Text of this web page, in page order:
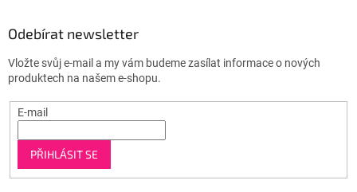
Odebírat newsletter
Vložte svůj e-mail a my vám budeme zasílat informace o nových
produktech na našem e-shopu.
E-mail
PŘIHLÁSIT SE